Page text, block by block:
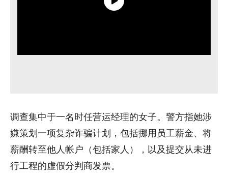
调查集中于一名时任营运经理的女子。警方指她涉
嫌策划一项复杂诈骗计划，包括挪用员工薪金、将
薪酬转至他人帐户（包括家人），以及提交从未进
行工程的虚假分判商发票。